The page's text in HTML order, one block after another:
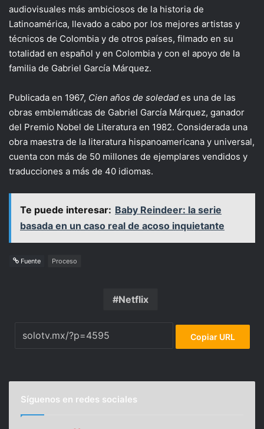
audiovisuales más ambiciosos de la historia de
Latinoamérica, llevado a cabo por los mejores artistas y
técnicos de Colombia y de otros países, filmado en su
totalidad en español y en Colombia y con el apoyo de la
familia de Gabriel García Márquez.
Publicada en 1967, Cien años de soledad es una de las
obras emblemáticas de Gabriel García Márquez, ganador
del Premio Nobel de Literatura en 1982. Considerada una
obra maestra de la literatura hispanoamericana y universal,
cuenta con más de 50 millones de ejemplares vendidos y
traducciones a más de 40 idiomas.
Te puede interesar: Baby Reindeer: la serie
basada en un caso real de acoso inquietante
Fuente Proceso
Netflix
Copiar URL
Síguenos en redes sociales